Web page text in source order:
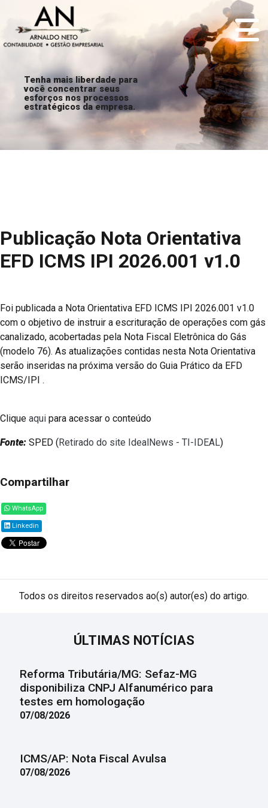
Tenha mais liberdade para
você concentrar seus
esforços nos processos
estratégicos da empresa.
Publicação Nota Orientativa
EFD ICMS IPI 2026.001 v1.0
Foi publicada a Nota Orientativa EFD ICMS IPI 2026.001 v1.0
com o objetivo de instruir a escrituração de operações com gás
canalizado, acobertadas pela Nota Fiscal Eletrônica do Gás
(modelo 76). As atualizações contidas nesta Nota Orientativa
serão inseridas na próxima versão do Guia Prático da EFD
ICMS/IPI .
Clique aqui para acessar o conteúdo
Fonte: SPED (Retirado do site IdealNews - TI-IDEAL)
Compartilhar
WhatsApp
Linkedin
Todos os direitos reservados ao(s) autor(es) do artigo.
ÚLTIMAS NOTÍCIAS
Reforma Tributária/MG: Sefaz-MG
disponibiliza CNPJ Alfanumérico para
testes em homologação
07/08/2026
ICMS/AP: Nota Fiscal Avulsa
07/08/2026